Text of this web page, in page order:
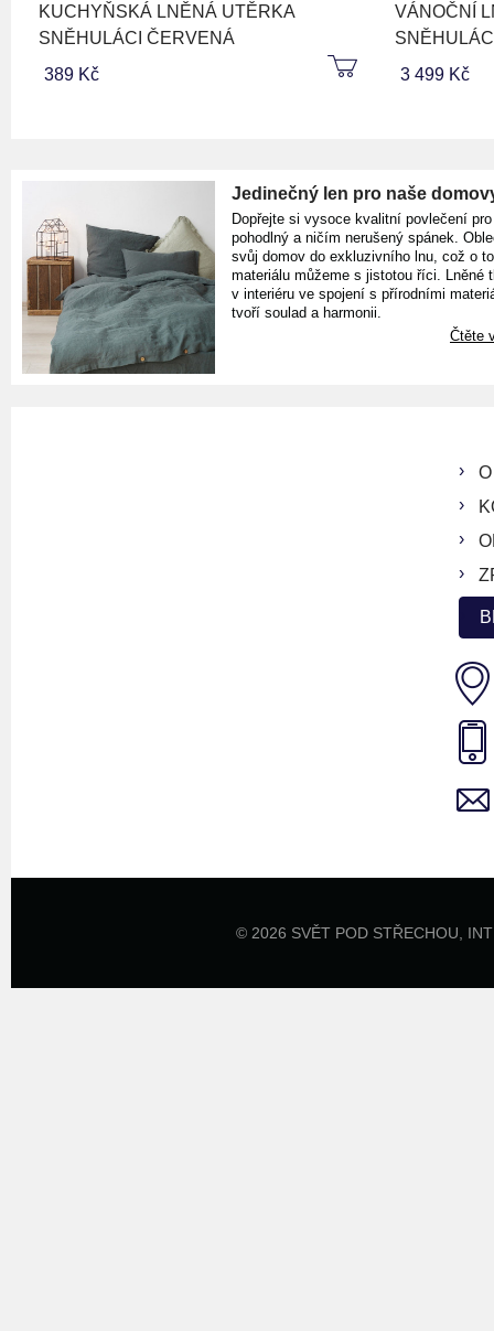
KUCHYŇSKÁ LNĚNÁ UTĚRKA
SNĚHULÁCI ČERVENÁ
389 Kč
VÁNOČNÍ
3 499 Kč
Jedinečný len pro naše
Dopřejte si vysoce kvalitní povlečení pro
pohodlný a ničím nerušený spánek.
svůj domov do exkluzivního lnu, což o
materiálu můžeme s jistotou říci. Lněné
v interiéru ve spojení s přírodními
tvoří soulad a harmonii.
Čtěte
© 2026 SVĚT POD STŘECHOU,